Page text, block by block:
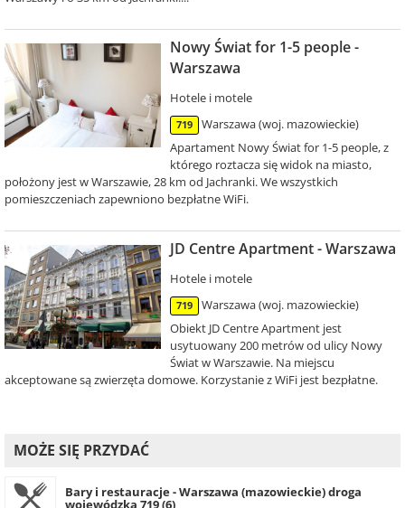
Nowy Świat for 1-5 people -
Warszawa
Hotele i motele
719
Warszawa (woj. mazowieckie)
Apartament Nowy Świat for 1-5 people, z
którego roztacza się widok na miasto,
położony jest w Warszawie, 28 km od Jachranki. We wszystkich
pomieszczeniach zapewniono bezpłatne WiFi.
JD Centre Apartment - Warszawa
Hotele i motele
719
Warszawa (woj. mazowieckie)
Obiekt JD Centre Apartment jest
usytuowany 200 metrów od ulicy Nowy
Świat w Warszawie. Na miejscu
akceptowane są zwierzęta domowe. Korzystanie z WiFi jest bezpłatne.
MOŻE SIĘ PRZYDAĆ
Bary i restauracje - Warszawa (mazowieckie) droga
wojewódzka 719 (6)